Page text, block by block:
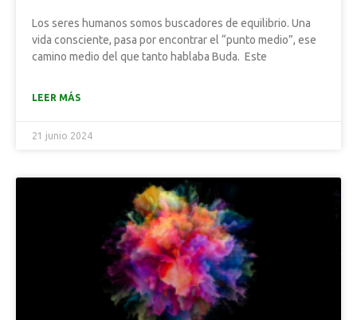
Los seres humanos somos buscadores de equilibrio. Una
vida consciente, pasa por encontrar el “punto medio”, ese
camino medio del que tanto hablaba Buda. Este
LEER MÁS
21 junio 2024